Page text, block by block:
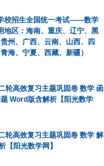
校招生全国统一考试——数学
地区：海南、重庆、辽宁、黑
州、广西、云南、山西、四
海、宁夏、西藏、新疆）
轮高效复习主题巩固卷 数学 函
Word版含解析【阳光数学
轮高效复习主题巩固卷 数学 解
【阳光数学网】